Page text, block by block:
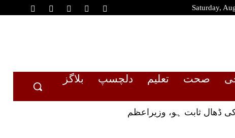
Saturday,
صحت تعلیم دلچسپ
بلاگز
ڈھال ثابت ہو، وزیراعظم